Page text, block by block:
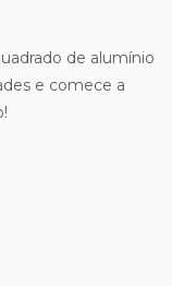
de alumínio
e comece a